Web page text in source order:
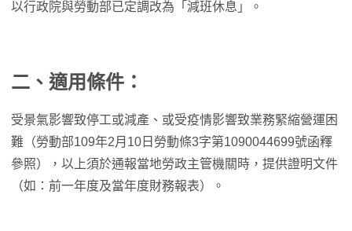
以行政院與勞動部已定調改為「減班休息」。
二、適用條件：
受景氣影響致停工或減產、或受疫情影響致業務緊縮營運困
難（勞動部109年2月10日勞動條3字第1090044699號函釋
參照），以上須於通報當地勞政主管機關時，提供證明文件
（如：前一年度及當年度財務報表）。